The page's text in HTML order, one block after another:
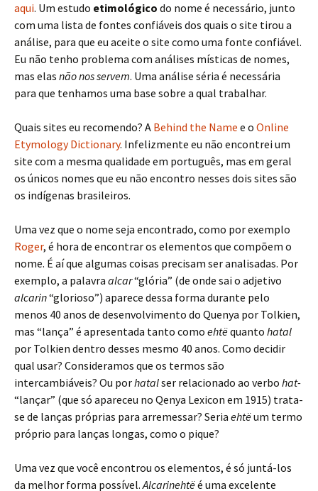
aqui. Um estudo etimológico do nome é necessário, junto
com uma lista de fontes confiáveis dos quais o site tirou a
análise, para que eu aceite o site como uma fonte confiável.
Eu não tenho problema com análises místicas de nomes,
mas elas não nos servem. Uma análise séria é necessária
para que tenhamos uma base sobre a qual trabalhar.
Quais sites eu recomendo? A Behind the Name e o Online
Etymology Dictionary. Infelizmente eu não encontrei um
site com a mesma qualidade em português, mas em geral
os únicos nomes que eu não encontro nesses dois sites são
os indígenas brasileiros.
Uma vez que o nome seja encontrado, como por exemplo
Roger, é hora de encontrar os elementos que compõem o
nome. É aí que algumas coisas precisam ser analisadas. Por
exemplo, a palavra alcar“glória” (de onde sai o adjetivo
alcarin“glorioso”) aparece dessa forma durante pelo
menos 40 anos de desenvolvimento do Quenya por Tolkien,
mas “lança” é apresentada tanto como ehtëquanto hatal
por Tolkien dentro desses mesmo 40 anos. Como decidir
qual usar? Consideramos que os termos são
intercambiáveis? Ou porhatalser relacionado ao verbo hat-
“lançar” (que só apareceu no Qenya Lexicon em 1915) trata-
se de lanças próprias para arremessar? Seria ehtëum termo
próprio para lanças longas, como o pique?
Uma vez que você encontrou os elementos, é só juntá-los
da melhor forma possível.Alcarinehtëé uma excelente